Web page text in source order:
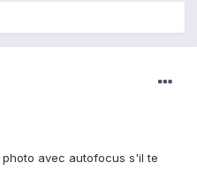
avec autofocus s'il te